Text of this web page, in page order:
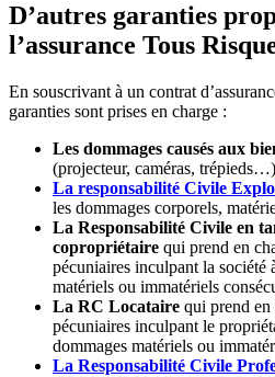
D’autres garanties
l’assurance Tous
En souscrivant à un contrat
garanties sont prises en charge :
Les dommages causés aux
(projecteur, caméras, trépieds…)
La responsabilité Civile
les dommages corporels,
La Responsabilité Civile en
copropriétaire qui prend en
pécuniaires inculpant la société
matériels ou immatériels
La RC Locataire qui prend en
pécuniaires inculpant le
dommages matériels ou
La Responsabilité Civile